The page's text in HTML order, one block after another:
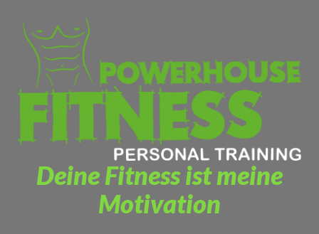
Deine Fitness ist meine
Motivation